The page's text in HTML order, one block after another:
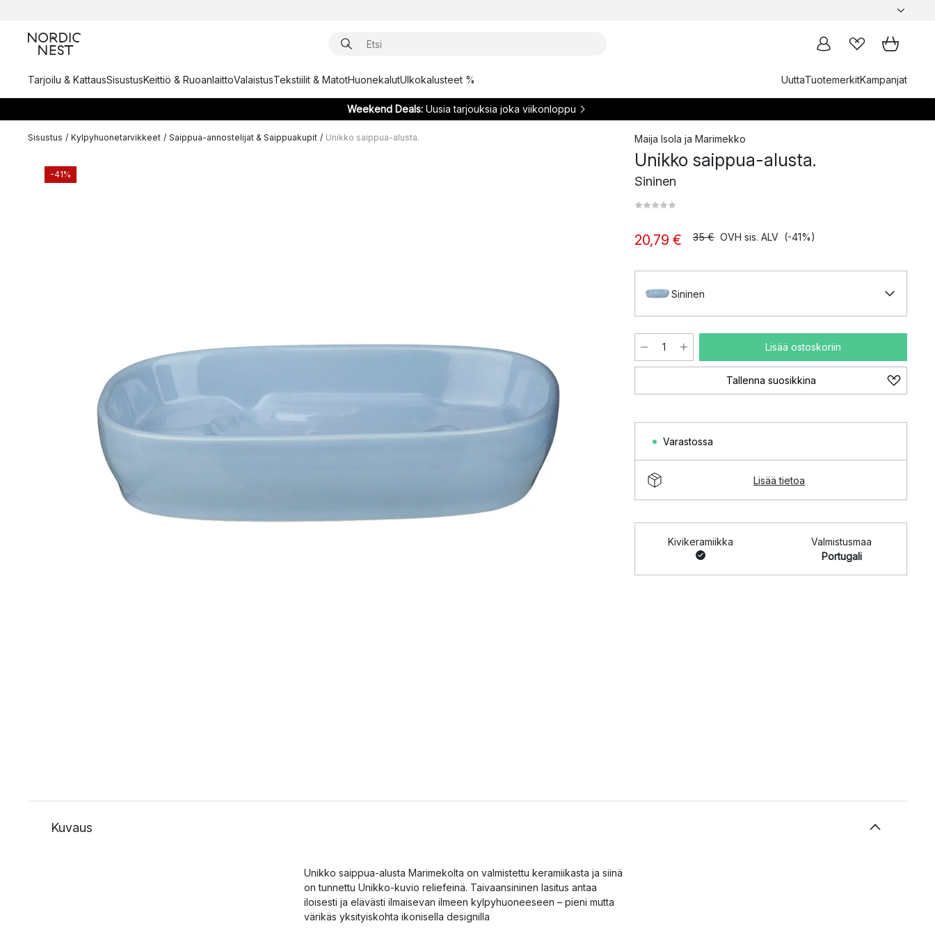
Tarjoilu & KattausSisustusKeittiö & RuoanlaittoValaistusTekstiilit & MatotHuonekalutUlkokalusteet % UuttaTuotemerkitKampanjat
Weekend Deals:Uusia tarjouksia joka viikonloppu
Sisustus / Kylpyhuonetarvikkeet / Saippua-annostelijat & Saippuakupit / Unikko saippua-alusta.
-41%
Maija Isola ja Marimekko
Unikko saippua-alusta.
Sininen
20,79 € 35 € OVH sis. ALV (-41%)
Sininen
Lisää ostoskoriin
Tallenna suosikkina
Varastossa
Lisää tietoa
Kivikeramiikka
Valmistusmaa
Portugali
Kuvaus
Unikko saippua-alusta Marimekolta on valmistettu keramiikasta ja siinä
on tunnettu Unikko-kuvio reliefeinä. Taivaansininen lasitus antaa
iloisesti ja elävästi ilmaisevan ilmeen kylpyhuoneeseen – pieni mutta
värikäs yksityiskohta ikonisella designilla